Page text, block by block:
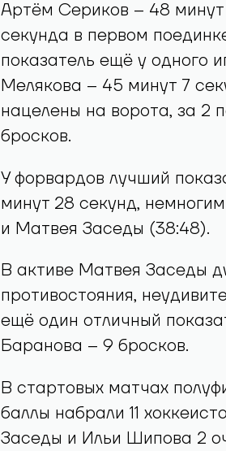
Артём Сериков – 48
секунда в первом
показатель ещё у одного
Мелякова – 45 минут 7
нацелены на ворота, за 2
бросков.
У форвардов лучший
минут 28 секунд,
и Матвея Заседы (38:48).
В активе Матвея Заседы
противостояния,
ещё один отличный
Баранова – 9 бросков.
В стартовых матчах
баллы набрали 11
Заседы и Ильи Шипова 2